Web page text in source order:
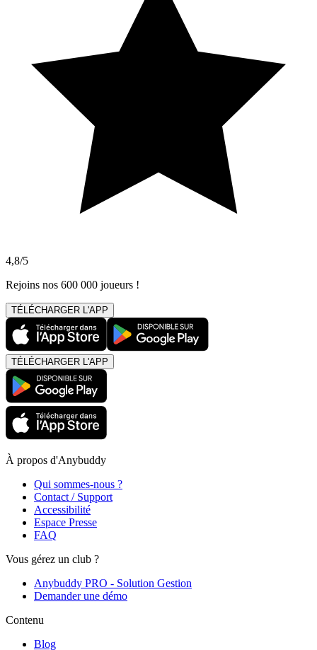
4,8/5
Rejoins nos 600 000 joueurs !
TÉLÉCHARGER L'APP
TÉLÉCHARGER L'APP
À propos d'Anybuddy
Qui sommes-nous ?
Contact / Support
Accessibilité
Espace Presse
FAQ
Vous gérez un club ?
Anybuddy PRO - Solution Gestion
Demander une démo
Contenu
Blog